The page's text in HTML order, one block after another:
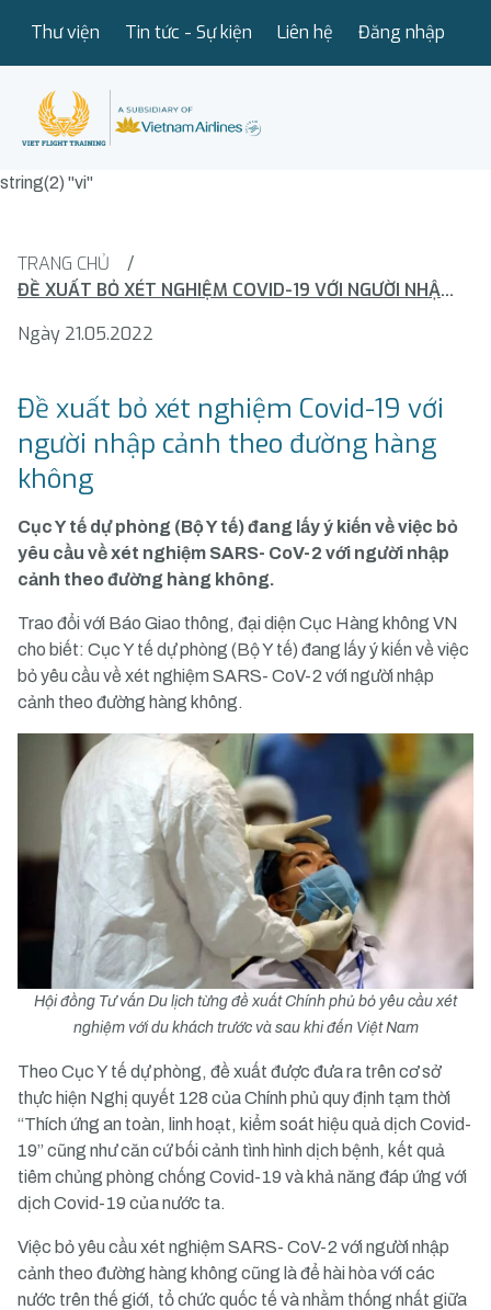
Thư viện Tin tức - Sự kiện Liên hệ Đăng nhập
string(2) "vi"
TRANG CHỦ
/
ĐỀ XUẤT BỎ XÉT NGHIỆM COVID-19 VỚI NGƯỜI NHẬP CẢNH THEO ĐƯỜNG HÀNG KHÔNG
Ngày 21.05.2022
Đề xuất bỏ xét nghiệm Covid-19 với
người nhập cảnh theo đường hàng
không
Cục Y tế dự phòng (Bộ Y tế) đang lấy ý kiến về việc bỏ
yêu cầu về xét nghiệm SARS- CoV-2 với người nhập
cảnh theo đường hàng không.
Trao đổi với Báo Giao thông, đại diện Cục Hàng không VN
cho biết: Cục Y tế dự phòng (Bộ Y tế) đang lấy ý kiến về việc
bỏ yêu cầu về xét nghiệm SARS- CoV-2 với người nhập
cảnh theo đường hàng không.
Hội đồng Tư vấn Du lịch từng đề xuất Chính phủ bỏ yêu cầu xét
nghiệm với du khách trước và sau khi đến Việt Nam
Theo Cục Y tế dự phòng, đề xuất được đưa ra trên cơ sở
thực hiện Nghị quyết 128 của Chính phủ quy định tạm thời
“Thích ứng an toàn, linh hoạt, kiểm soát hiệu quả dịch Covid-
19” cũng như căn cứ bối cảnh tình hình dịch bệnh, kết quả
tiêm chủng phòng chống Covid-19 và khả năng đáp ứng với
dịch Covid-19 của nước ta.
Việc bỏ yêu cầu xét nghiệm SARS- CoV-2 với người nhập
cảnh theo đường hàng không cũng là để hài hòa với các
nước trên thế giới, tổ chức quốc tế và nhằm thống nhất giữa